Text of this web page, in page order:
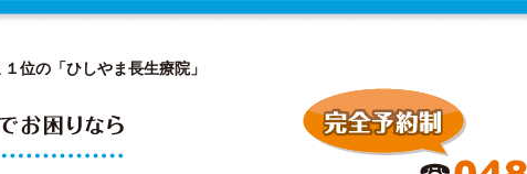
位の「ひしやま長生療院」